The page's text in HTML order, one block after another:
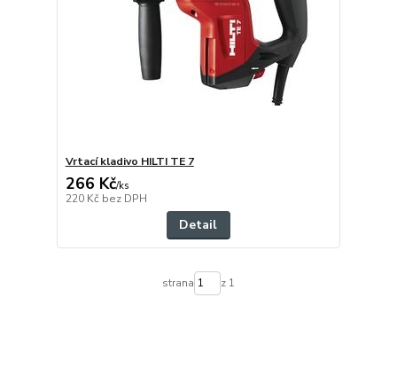
Vrtací kladivo HILTI TE 7
266 Kč/ks
220 Kč bez DPH
Detail
strana z 1